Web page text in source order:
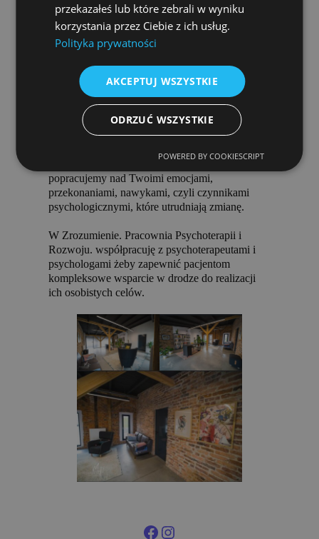
swoje doświadczenie. Zdobywając kwalifikacje
z zakresu psychodietetyki oraz terapii
dialektyczno–behawioralnej (
Dialectical
BehaviorTherapy® Facilitator” Noeticus
Counseling Center and Training Institute).
Dzięki współpracy ze mną możesz naprawić
swoje relacje z jedzeniem, być bardziej skuteczna
w swoich działaniach, bardziej rozumieć swoje
emocje, wyjść z błędnego koła odchudzania. Jak
widzisz możemy działać dwutorowo. Z jednej
popracujemy nad Twoimi emocjami,
przekonaniami, nawykami, czyli czynnikami
psychologicznymi, które utrudniają zmianę.
W Zrozumienie. Pracownia Psychoterapii i
Rozwoju. współpracuję z psychoterapeutami i
psychologami żeby zapewnić pacjentom
kompleksowe wsparcie w drodze do realizacji
ich osobistych celów.
Facebook Instagram
przekazałeś lub które zebrali w wyniku
korzystania przez Ciebie z ich usług.
Polityka prywatności
AKCEPTUJ WSZYSTKIE
ODRZUĆ WSZYSTKIE
POWERED BY COOKIESCRIPT